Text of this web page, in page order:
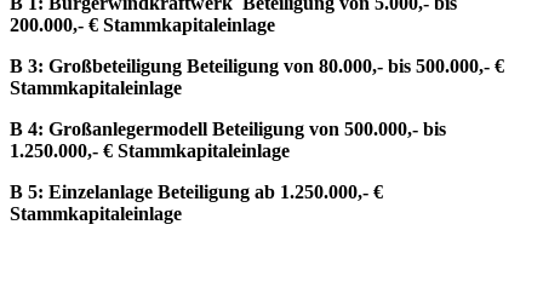
200.000,- € Stammkapitaleinlage
B 3: Großbeteiligung Beteiligung von 80.000,- bis 500.000,- €
Stammkapitaleinlage
B 4: Großanlegermodell Beteiligung von 500.000,- bis
1.250.000,- € Stammkapitaleinlage
B 5: Einzelanlage Beteiligung ab 1.250.000,- €
Stammkapitaleinlage